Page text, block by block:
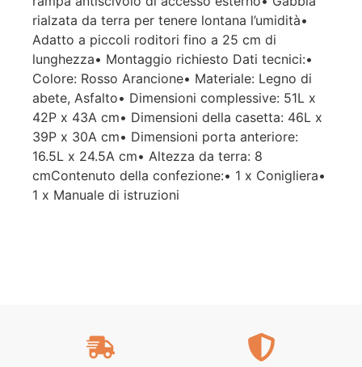
rialzata da terra per tenere lontana l’umidità•
Adatto a piccoli roditori fino a 25 cm di
lunghezza• Montaggio richiesto Dati tecnici:•
Colore: Rosso Arancione• Materiale: Legno di
abete, Asfalto• Dimensioni complessive: 51L x
42P x 43A cm• Dimensioni della casetta: 46L x
39P x 30A cm• Dimensioni porta anteriore:
16.5L x 24.5A cm• Altezza da terra: 8
cmContenuto della confezione:• 1 x Conigliera•
1 x Manuale di istruzioni